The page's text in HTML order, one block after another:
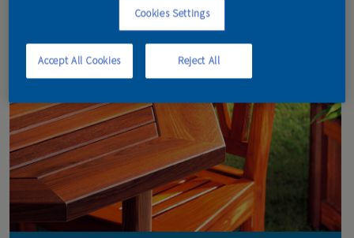
Cookies Settings
Reject All
Accept All Cookies